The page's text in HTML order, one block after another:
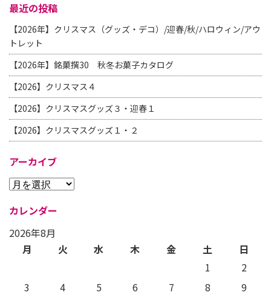
最近の投稿
【2026年】クリスマス（グッズ・デコ）/迎春/秋/ハロウィン/アウ
トレット
【2026年】銘菓撰30 秋冬お菓子カタログ
【2026】クリスマス４
【2026】クリスマスグッズ３・迎春１
【2026】クリスマスグッズ１・２
アーカイブ
カレンダー
2026年8月
月
火 水 木 金 土
日
1
2
3
4 5 6 7 8
9